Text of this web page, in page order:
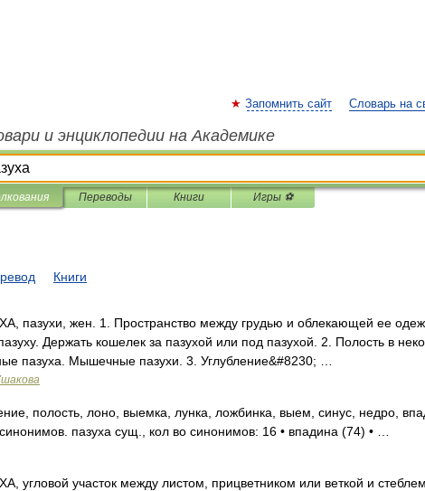
Запомнить сайт Словарь на
и энциклопедии на Академике
Переводы Книги Игры ⚽
Книги
пазухи, жен. 1. Пространство между грудью и облекающей ее
Держать кошелек за пазухой или под пазухой. 2. Полость в
пазуха. Мышечные пазухи. 3. Углубление&#8230; …
полость, лоно, выемка, лунка, ложбинка, выем, синус, недро,
пазуха сущ., кол во синонимов: 16 • впадина (74) • …
угловой участок между листом, прицветником или веткой и